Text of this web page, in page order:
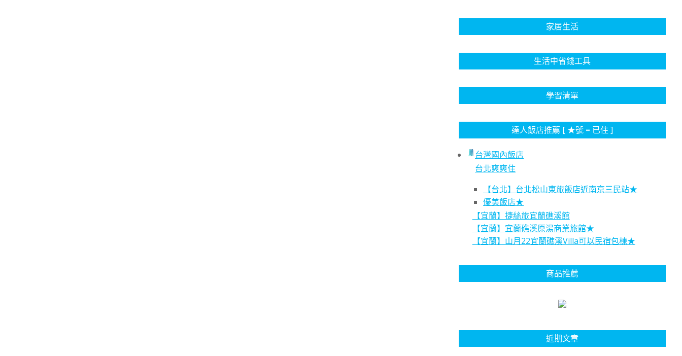
家居生活
生活中省錢工具
學習清單
達人飯店推薦 [ ★號 = 已住 ]
台灣國內飯店
台北爽爽住
【台北】台北松山東旅飯店近南京三民站★
優美飯店★
【宜蘭】捷絲旅宜蘭礁溪館
【宜蘭】宜蘭礁溪原湯商業旅館★
【宜蘭】山月22宜蘭礁溪Villa可以民宿包棟★
商品推薦
近期文章